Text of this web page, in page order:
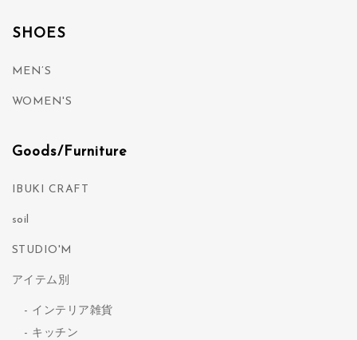
SHOES
MEN’S
WOMEN'S
Goods/Furniture
IBUKI CRAFT
soil
STUDIO'M
アイテム別
インテリア雑貨
キッチン